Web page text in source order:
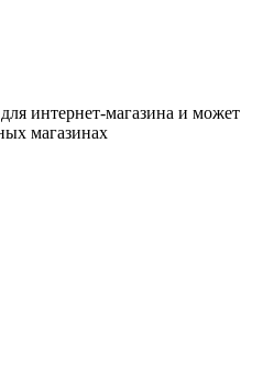
интернет-магазина и может
магазинах